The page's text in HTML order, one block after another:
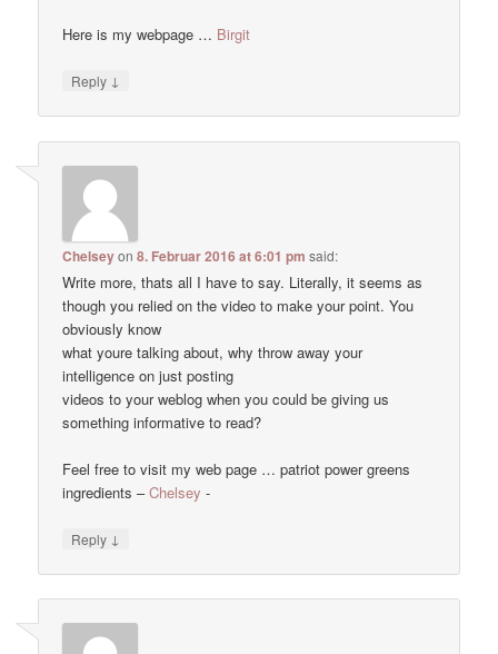
Here is my webpage … Birgit
Reply ↓
Chelseyon8. Februar 2016 at 6:01 pm said:
Write more, thats all I have to say. Literally, it seems as
though you relied on the video to make your point. You
obviously know
what youre talking about, why throw away your
intelligence on just posting
videos to your weblog when you could be giving us
something informative to read?
Feel free to visit my web page … patriot power greens
ingredients –Chelsey -
Reply ↓